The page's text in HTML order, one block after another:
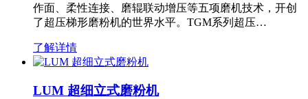
作面、柔性连接、磨辊联动增压等五项磨机技术，开创
了超压梯形磨粉机的世界水平。TGM系列超压…
了解详情
LUM 超细立式磨粉机